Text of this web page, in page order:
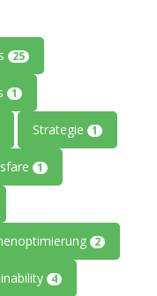
25
1
Strategie 1
1
2
4